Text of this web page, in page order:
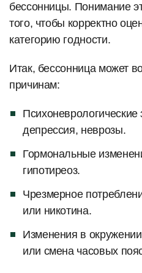
бессонницы. Понимание
того, чтобы корректно
категорию годности.
Итак, бессонница может
причинам:
Психоневрологические
депрессия, неврозы.
Гормональные
гипотиреоз.
Чрезмерное
или никотина.
Изменения в
или смена часовых